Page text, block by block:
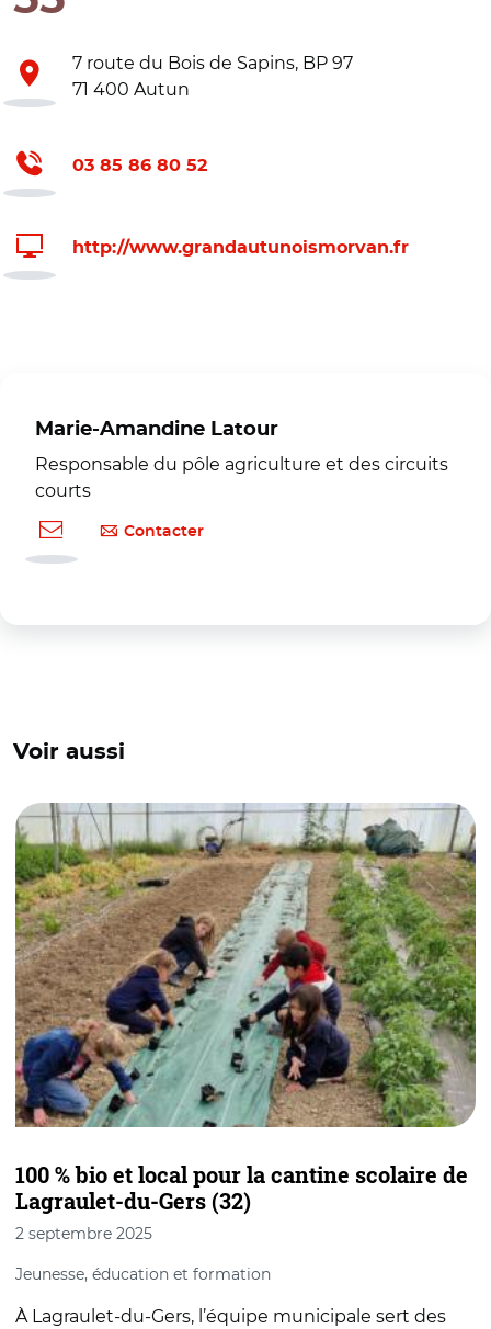
7 route du Bois de Sapins, BP 97
71 400 Autun
03 85 86 80 52
http://www.grandautunoismorvan.fr
Marie-Amandine Latour
Responsable du pôle agriculture et des circuits
courts
Contacter
Voir aussi
100 % bio et local pour la cantine scolaire de
Lagraulet-du-Gers (32)
2 septembre 2025
Jeunesse, éducation et formation
À Lagraulet-du-Gers, l’équipe municipale sert des